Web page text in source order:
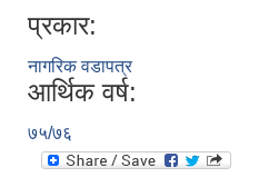
प्रकार:
नागरिक वडापत्र
आर्थिक वर्ष:
७५/७६